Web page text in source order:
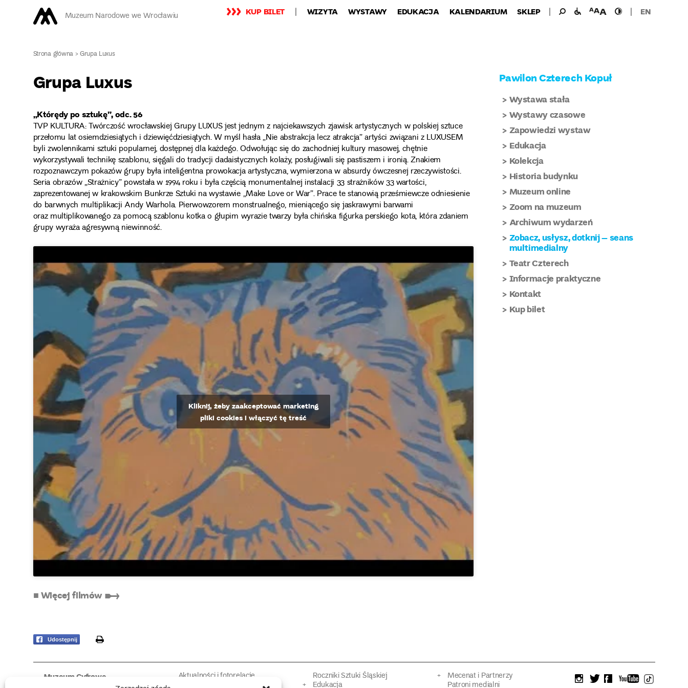
Muzeum Narodowe we Wrocławiu KUP BILET WIZYTA WYSTAWY EDUKACJA KALENDARIUM SKLEP Wyszukaj
Wyszukiwanie
dla:
udogodnieniawielkość
czcionki
wysoki
kontrast
EN
Strona główna>Grupa Luxus
Grupa Luxus
„Którędy po sztukę”, odc. 56
TVP KULTURA: Twórczość wrocławskiej Grupy LUXUS jest jednym z najciekawszych zjawisk artystycznych w polskiej sztuce
przełomu lat osiemdziesiątych i dziewięćdziesiątych. W myśl hasła „Nie abstrakcja lecz atrakcja” artyści związani z LUXUSEM
byli zwolennikami sztuki popularnej, dostępnej dla każdego. Odwołując się do zachodniej kultury masowej, chętnie
wykorzystywali technikę szablonu, sięgali do tradycji dadaistycznych kolaży, posługiwali się pastiszem i ironią. Znakiem
rozpoznawczym pokazów grupy była inteligentna prowokacja artystyczna, wymierzona w absurdy ówczesnej rzeczywistości.
Seria obrazów „Strażnicy” powstała w 1994 roku i była częścią monumentalnej instalacji 33 strażników 33 wartości,
zaprezentowanej w krakowskim Bunkrze Sztuki na wystawie „Make Love or War”. Prace te stanowią prześmiewcze odniesienie
do barwnych multiplikacji Andy Warhola. Pierwowzorem monstrualnego, mieniącego się jaskrawymi barwami
oraz multiplikowanego za pomocą szablonu kotka o głupim wyrazie twarzy była chińska figurka perskiego kota, która zdaniem
grupy wyraża agresywną niewinność.
Kliknij, żeby zaakceptować marketing
pliki cookies i włączyć tę treść
■ Więcej filmów ➸
Udostępnij print
Pawilon Czterech Kopuł
Wystawa stała
Wystawy czasowe
Zapowiedzi wystaw
Edukacja
Kolekcja
Historia budynku
Muzeum online
Zoom na muzeum
Archiwum wydarzeń
Zobacz, usłysz, dotknij – seans
multimedialny
Teatr Czterech
Informacje praktyczne
Kontakt
Kup bilet
Muzeum Cyfrowe Aktualności i fotorelacje Roczniki Sztuki Śląskiej
Edukacja
Mecenat i Partnerzy
Patroni medialni instagram
twitterfacebookyoutube
tiktok